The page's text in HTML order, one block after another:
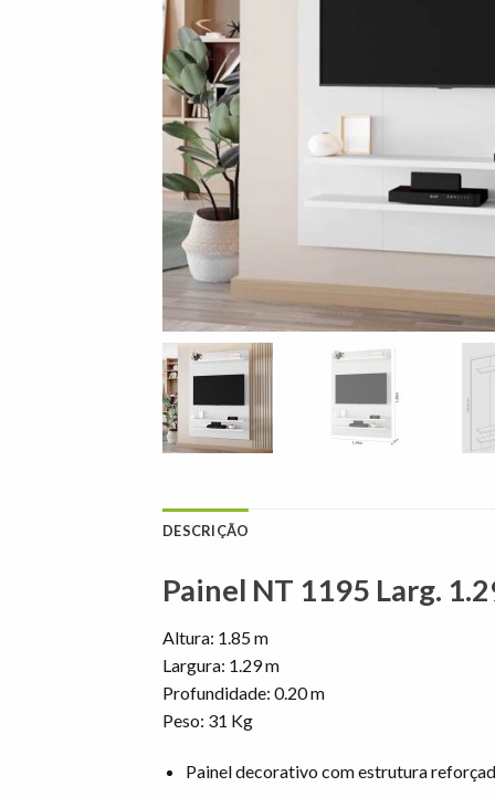
DESCRIÇÃO
Painel NT 1195 Larg.
Altura: 1.85 m
Largura: 1.29 m
Profundidade: 0.20 m
Peso: 31 Kg
Painel decorativo com estrutura